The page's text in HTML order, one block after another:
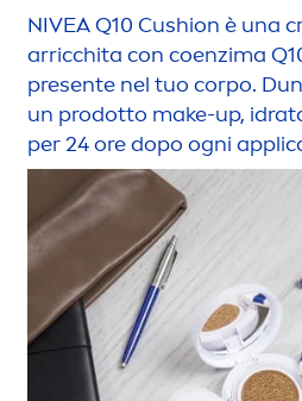
NIVEAQ10 Cushion è una
arricchita con coenzima
presente nel tuo corpo.
un prodotto make-up,
per 24 ore dopo ogni